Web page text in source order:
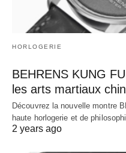
HORLOGERIE
BEHRENS KUNG
les arts martiaux
Découvrez la nouvelle montre
haute horlogerie et de
2 years ago